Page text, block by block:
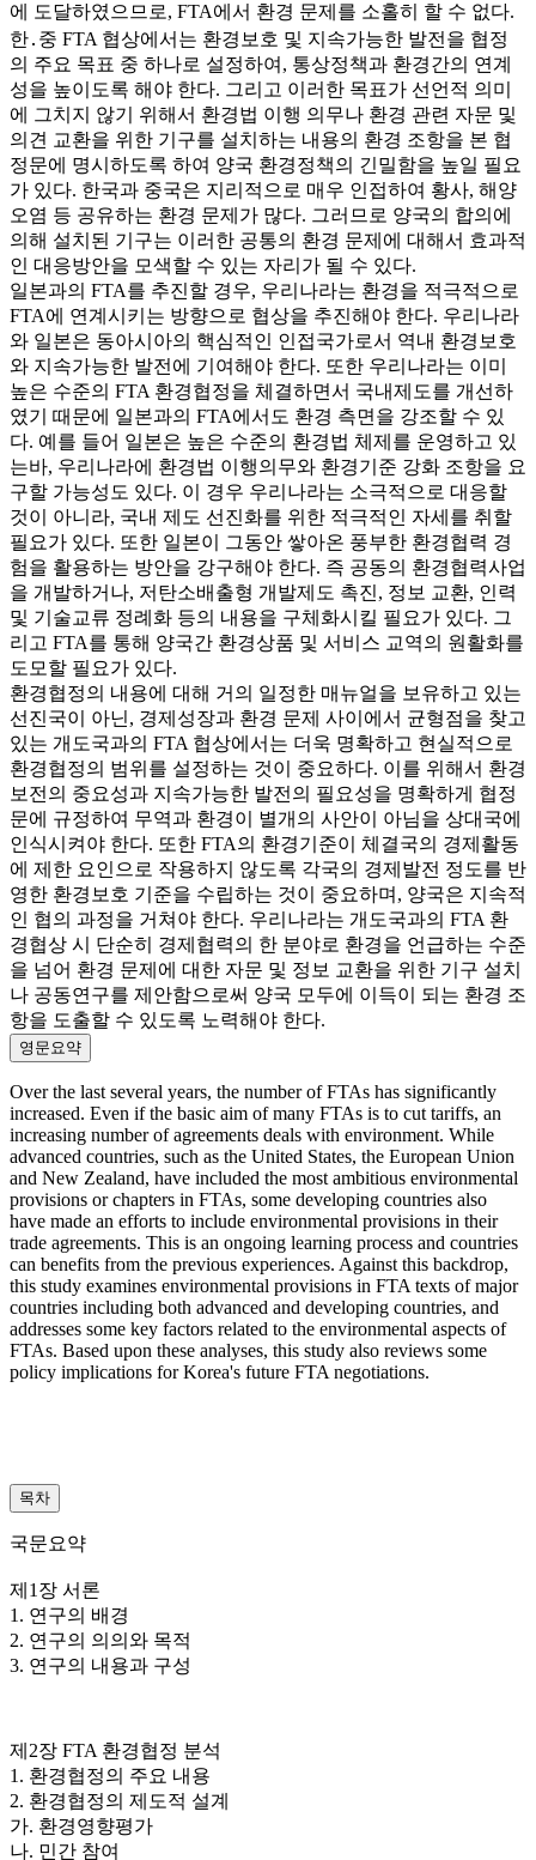
에 도달하였으므로, FTA에서 환경 문제를 소홀히 할 수 없다.
한․중 FTA 협상에서는 환경보호 및 지속가능한 발전을 협정
의 주요 목표 중 하나로 설정하여, 통상정책과 환경간의 연계
성을 높이도록 해야 한다. 그리고 이러한 목표가 선언적 의미
에 그치지 않기 위해서 환경법 이행 의무나 환경 관련 자문 및
의견 교환을 위한 기구를 설치하는 내용의 환경 조항을 본 협
정문에 명시하도록 하여 양국 환경정책의 긴밀함을 높일 필요
가 있다. 한국과 중국은 지리적으로 매우 인접하여 황사, 해양
오염 등 공유하는 환경 문제가 많다. 그러므로 양국의 합의에
의해 설치된 기구는 이러한 공통의 환경 문제에 대해서 효과적
인 대응방안을 모색할 수 있는 자리가 될 수 있다.
일본과의 FTA를 추진할 경우, 우리나라는 환경을 적극적으로
FTA에 연계시키는 방향으로 협상을 추진해야 한다. 우리나라
와 일본은 동아시아의 핵심적인 인접국가로서 역내 환경보호
와 지속가능한 발전에 기여해야 한다. 또한 우리나라는 이미
높은 수준의 FTA 환경협정을 체결하면서 국내제도를 개선하
였기 때문에 일본과의 FTA에서도 환경 측면을 강조할 수 있
다. 예를 들어 일본은 높은 수준의 환경법 체제를 운영하고 있
는바, 우리나라에 환경법 이행의무와 환경기준 강화 조항을 요
구할 가능성도 있다. 이 경우 우리나라는 소극적으로 대응할
것이 아니라, 국내 제도 선진화를 위한 적극적인 자세를 취할
필요가 있다. 또한 일본이 그동안 쌓아온 풍부한 환경협력 경
험을 활용하는 방안을 강구해야 한다. 즉 공동의 환경협력사업
을 개발하거나, 저탄소배출형 개발제도 촉진, 정보 교환, 인력
및 기술교류 정례화 등의 내용을 구체화시킬 필요가 있다. 그
리고 FTA를 통해 양국간 환경상품 및 서비스 교역의 원활화를
도모할 필요가 있다.
환경협정의 내용에 대해 거의 일정한 매뉴얼을 보유하고 있는
선진국이 아닌, 경제성장과 환경 문제 사이에서 균형점을 찾고
있는 개도국과의 FTA 협상에서는 더욱 명확하고 현실적으로
환경협정의 범위를 설정하는 것이 중요하다. 이를 위해서 환경
보전의 중요성과 지속가능한 발전의 필요성을 명확하게 협정
문에 규정하여 무역과 환경이 별개의 사안이 아님을 상대국에
인식시켜야 한다. 또한 FTA의 환경기준이 체결국의 경제활동
에 제한 요인으로 작용하지 않도록 각국의 경제발전 정도를 반
영한 환경보호 기준을 수립하는 것이 중요하며, 양국은 지속적
인 협의 과정을 거쳐야 한다. 우리나라는 개도국과의 FTA 환
경협상 시 단순히 경제협력의 한 분야로 환경을 언급하는 수준
을 넘어 환경 문제에 대한 자문 및 정보 교환을 위한 기구 설치
나 공동연구를 제안함으로써 양국 모두에 이득이 되는 환경 조
항을 도출할 수 있도록 노력해야 한다.
영문요약
Over the last several years, the number of FTAs has significantly
increased. Even if the basic aim of many FTAs is to cut tariffs, an
increasing number of agreements deals with environment. While
advanced countries, such as the United States, the European Union
and New Zealand, have included the most ambitious environmental
provisions or chapters in FTAs, some developing countries also
have made an efforts to include environmental provisions in their
trade agreements. This is an ongoing learning process and countries
can benefits from the previous experiences. Against this backdrop,
this study examines environmental provisions in FTA texts of major
countries including both advanced and developing countries, and
addresses some key factors related to the environmental aspects of
FTAs. Based upon these analyses, this study also reviews some
policy implications for Korea's future FTA negotiations.
목차
국문요약
제1장 서론
1. 연구의 배경
2. 연구의 의의와 목적
3. 연구의 내용과 구성
제2장 FTA 환경협정 분석
1. 환경협정의 주요 내용
2. 환경협정의 제도적 설계
가. 환경영향평가
나. 민간 참여